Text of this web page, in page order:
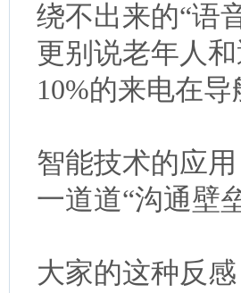
绕不出来的“语
更别说老年人
10%的来电在
智能技术的应
一道道“沟通壁垒
大家的这种反